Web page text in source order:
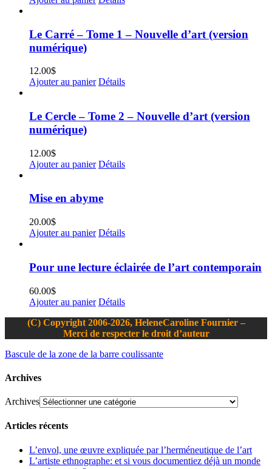
Le Carré – Tome 1 – Nouvelle d’art (version
numérique)
12.00$
Ajouter au panier Détails
Le Cercle – Tome 2 – Nouvelle d’art (version
numérique)
12.00$
Ajouter au panier Détails
Mise en abyme
20.00$
Ajouter au panier Détails
Pour une lecture éclairée de l’art contemporain
60.00$
Ajouter au panier Détails
(C) Copyright 2006-2026, HeleneCaroline Fournier –
Merci de respecter le droit d’auteur
Bascule de la zone de la barre coulissante
Archives
Archives
Articles récents
L’envol, une œuvre expliquée par l’herméneutique de l’art
L’artiste ethnographe: et si vous documentiez déjà un monde